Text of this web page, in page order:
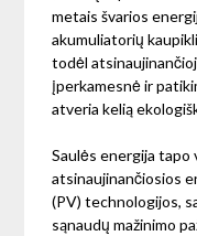
metais švarios
akumuliatorių
todėl
įperkamesnė ir
atveria kelią
Saulės energija tapo
atsinaujinančiosios
(PV) technologijos,
sąnaudų mažinimo